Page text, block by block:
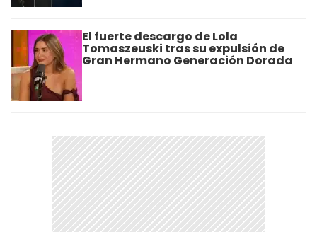
El fuerte descargo de Lola
Tomaszeuski tras su expulsión de
Gran Hermano Generación Dorada